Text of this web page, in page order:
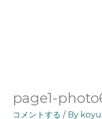
page1-
コメントする / By